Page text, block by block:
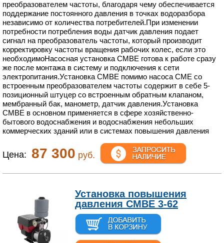
преобразователем частоты, благодаря чему обеспечивается
поддержание постоянного давления в точках водоразбора
независимо от количества потребителей.При изменении
потребности потребления воды датчик давления подает
сигнал на преобразователь частоты, который производит
корректировку частоты вращения рабочих колес, если это
необходимоНасосная установка CMBE готова к работе сразу
же после монтажа в систему и подключения к сети
электропитания.Установка CMBE помимо насоса CME со
встроенным преобразователем частоты содержит в себе 5-
позиционный штуцер со встроенным обратным клапаном,
мембранный бак, манометр, датчик давления.Установка
СМBЕ в основном применяется в сфере хозяйственно-
бытового водоснабжения и водоснабжения небольших
коммерческих зданий или в системах повышения давления
Цена: 87 300 руб.
Установка повышения
давления CMBE 3-62